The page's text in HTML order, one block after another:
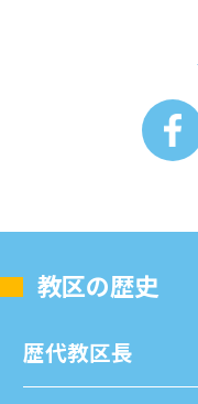
教区の歴史
歴代教区⻑